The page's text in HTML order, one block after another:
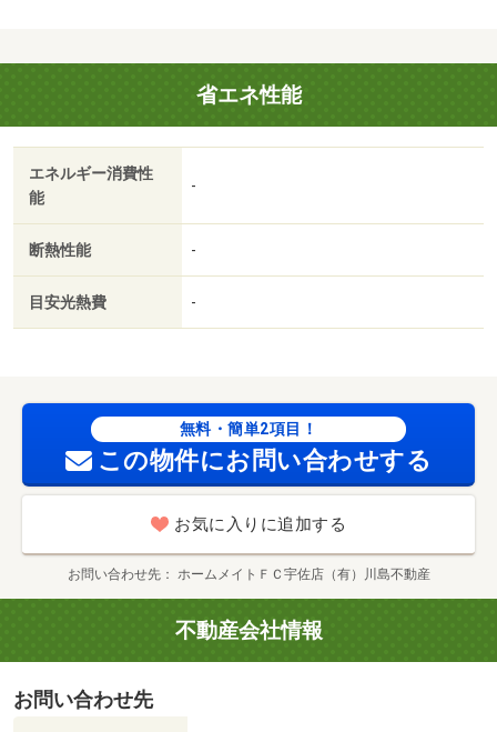
室内洗濯置／システムキッチン／南向き／追焚機能浴室／
温水洗浄便座／エレベーター／洗面所独立／駐輪場／対面
式キッチン／防犯カメラ／ＩＨクッキングヒーター／駐車
２台可／バイク置場／ＬＤＫ１５畳以上／床下収納／保証
金不要／３駅以上利用可／敷地内ごみ置き場／当社管理物
件／和室／プロパンガス／年内入居可／ディスカウントド
レブン宇佐閤店（その他）まで３５０ｍ／ホームプラザナ
フコ宇佐店（その他）まで５００ｍ／宇佐市立駅川中学校
（その他）まで７００ｍ／フードマーケットスマイルＵＳ
省エネ性能
エネルギー消費性
能
-
断熱性能 -
目安光熱費 -
無料・簡単2項目！
この物件にお問い合わせする
お気に入りに追加する
お問い合わせ先 ホームメイトＦＣ宇佐店（有）川島不動産
不動産会社情報
お問い合わせ先